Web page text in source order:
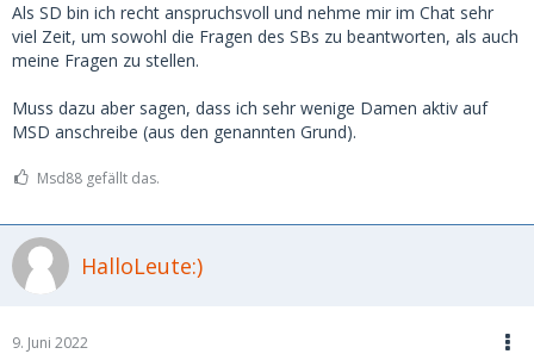
Als SD bin ich recht anspruchsvoll und nehme mir im Chat sehr
viel Zeit, um sowohl die Fragen des SBs zu beantworten, als auch
meine Fragen zu stellen.
Muss dazu aber sagen, dass ich sehr wenige Damen aktiv auf
MSD anschreibe (aus den genannten Grund).
Msd88 gefällt das.
HalloLeute:)
9. Juni 2022